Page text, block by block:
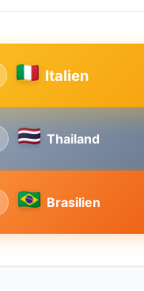
Thailand
Italien
Brasilien